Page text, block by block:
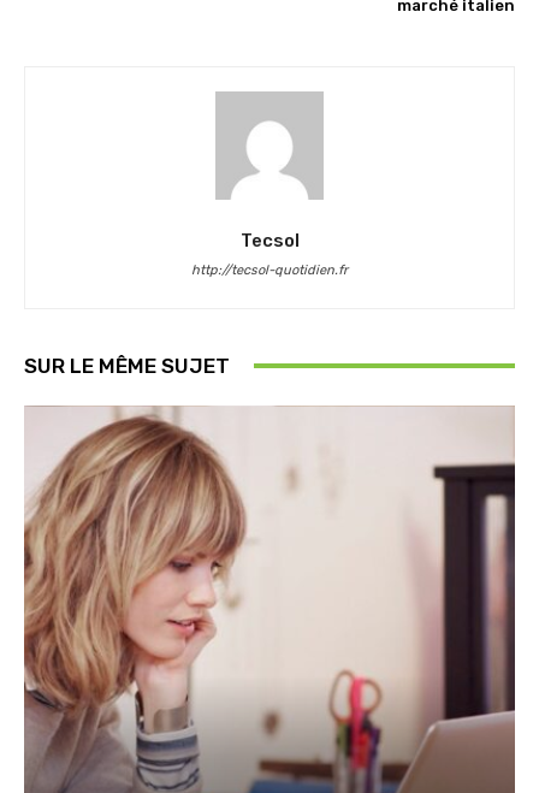
marché italien
Tecsol
http://tecsol-quotidien.fr
SUR LE MÊME SUJET